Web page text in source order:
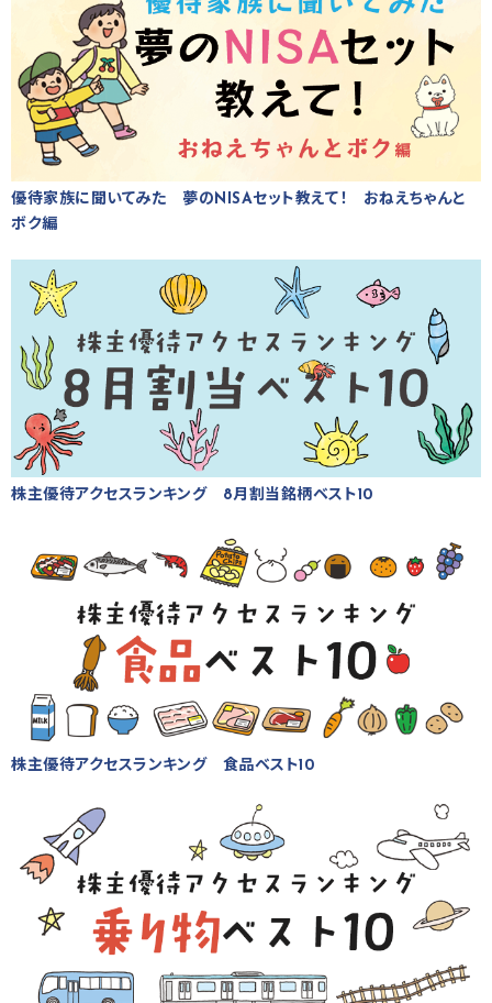
優待家族に聞いてみた 夢のNISAセット教えて！ おねえちゃんと
ボク編
株主優待アクセスランキング 8月割当銘柄ベスト10
株主優待アクセスランキング 食品ベスト10